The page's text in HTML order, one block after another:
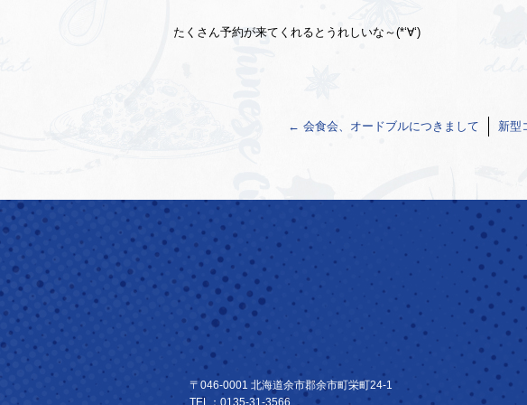
たくさん予約が来てくれるとうれしいな～(*‘∀‘)
← 会食会、オードブルにつきまして 新型
〒046-0001 北海道余市郡余市町栄町24-1
TEL：0135-31-3566